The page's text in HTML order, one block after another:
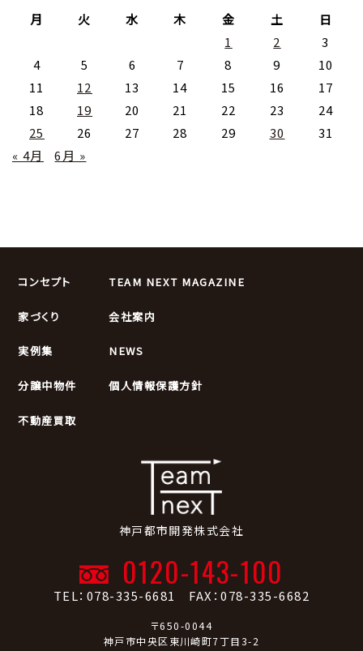
月
火 水 木 金 土
日
1
2
3
4
5 6 7 8 9
10
11
12 13 14 15 16
17
18
19 20 21 22 23
24
25
26 27 28 29 30
31
« 4月
6月 »
コンセプト
家づくり
実例集
分譲中物件
不動産買取
TEAM NEXT MAGAZINE
会社案内
NEWS
個人情報保護方針
神戸都市開発株式会社
0120-143-100
TEL：078-335-6681 FAX：078-335-6682
〒650-0044
神戸市中央区東川崎町7丁目3-2